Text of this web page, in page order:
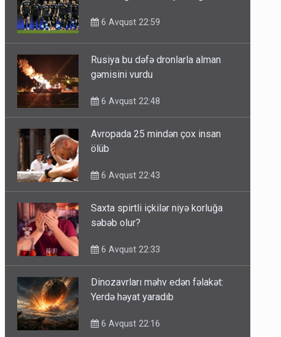
iştirakçısı detalları açıqladı
6 Avqust 22:59
Rusiya bu dəfə dronlarla alman
gəmisini vurdu
6 Avqust 22:48
Avropada 25 mindən çox insan
ölüb
6 Avqust 22:43
Saxta spirtli içkilər niyə korluğa
səbəb olur?
6 Avqust 22:33
Dinozavrları məhv edən fəlakət:
Yerdə həyat yaradıb
6 Avqust 22:16